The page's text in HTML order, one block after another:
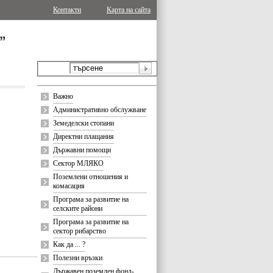
Карта на сайта
Контакти
Важно
Административно обслужване
Земеделски стопани
Директни плащания
Държавни помощи
Сектор МЛЯКО
Поземлени отношения и
комасация
Програма за развитие на
селските райони
Програма за развитие на
сектор рибарство
Как да ... ?
Полезни връзки
Държавен поземлен фонд-